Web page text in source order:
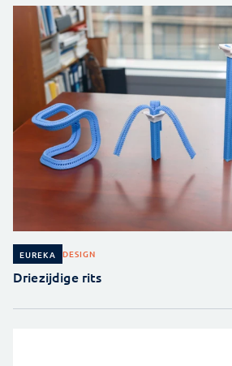
EUREKA DESIGN
Driezijdige rits